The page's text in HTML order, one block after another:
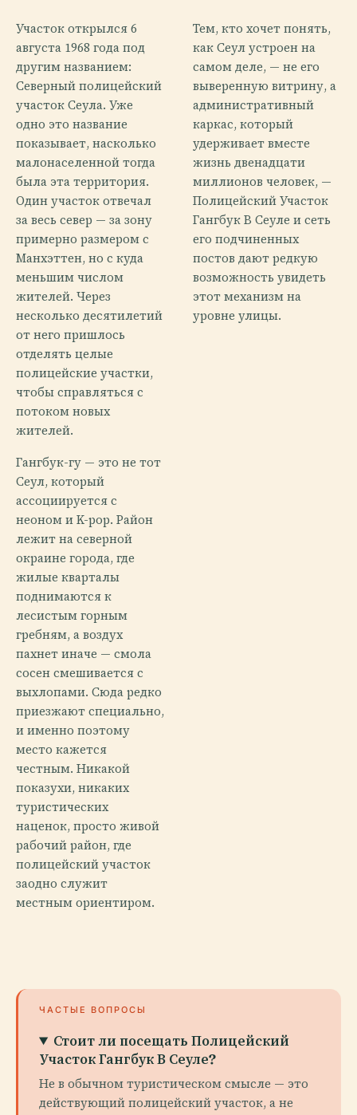
Участок открылся 6
августа 1968 года под
другим названием:
Северный полицейский
участок Сеула. Уже
одно это название
показывает, насколько
малонаселенной тогда
была эта территория.
Один участок отвечал
за весь север — за зону
примерно размером с
Манхэттен, но с куда
меньшим числом
жителей. Через
несколько десятилетий
от него пришлось
отделять целые
полицейские участки,
чтобы справляться с
потоком новых
жителей.
Гангбук-гу — это не тот
Сеул, который
ассоциируется с
неоном и K-pop. Район
лежит на северной
окраине города, где
жилые кварталы
поднимаются к
лесистым горным
гребням, а воздух
пахнет иначе — смола
сосен смешивается с
выхлопами. Сюда редко
приезжают специально,
и именно поэтому
место кажется
честным. Никакой
показухи, никаких
туристических
наценок, просто живой
рабочий район, где
полицейский участок
заодно служит
местным ориентиром.
Тем, кто хочет понять,
как Сеул устроен на
самом деле, — не его
выверенную витрину, а
административный
каркас, который
удерживает вместе
жизнь двенадцати
миллионов человек, —
Полицейский Участок
Гангбук В Сеуле и сеть
его подчиненных
постов дают редкую
возможность увидеть
этот механизм на
уровне улицы.
ЧАСТЫЕ ВОПРОСЫ
Стоит ли посещать Полицейский
Участок Гангбук В Сеуле?
Не в обычном туристическом смысле — это
действующий полицейский участок, а не